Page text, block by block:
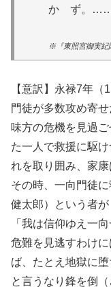
かゝず。
※『東照宮御実紀
【意訳】永禄7年
門徒が多数攻め寄せ
味方の危機を見過ご
た一人で救援に駆
れを取り囲み、家康
その時、一向門徒
健太郎）という者が
「我は信仰ゆえ一
危難を見逃すわけ
ば、たとえ地獄に
と言うなり鋒を倒